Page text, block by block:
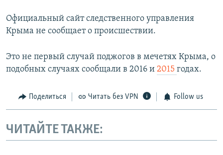
Официальный сайт следственного управления
Крыма не сообщает о происшествии.
Это не первый случай поджогов в мечетях Крыма, о
подобных случаях сообщали в 2016 и 2015 годах.
Поделиться Читать без VPN Follow us
ЧИТАЙТЕ ТАКЖЕ: